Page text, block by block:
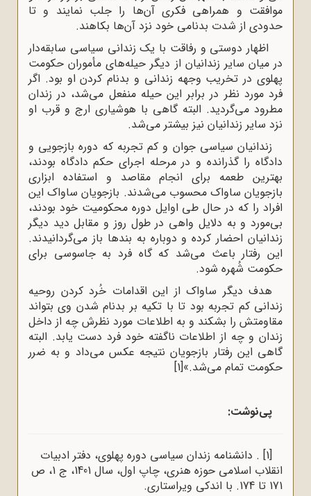
موافقت و همراهی فکری آن‌ها را جلب نمایند و تا
حدودی از شدت بدنامی خود نزد آن‌ها بکاهند.
اظهار دوستی و رفاقت با یک زندانی سیاسی سابقه‌دار
در میان سایر زندانیان از دیگر حیله‌های مأموران حکومت
پهلوی در تخریب وجهه زندانی و بدنام کردن او بود. اگر
فرد مورد نظر در برابر این حیله منفعل می‌شد، در زندان
مطرود می‌گردید. البته گاهی با هوشیاری ارج و قرب او
نزد سایر زندانیان نیز بیشتر می‌شد.
زندانیان سیاسی جوان و کم تجربه که دوره بازجویی و
دادگاه را گذرانده و در مرحله اجرای حکم دادگاه بودند،
بهترین طعمه برای انجام مقاصد و استفاده ابزاری
بازجویان ساواک محسوب می‌شدند. بازجویان ساواک این
افراد را که در حال طی اوایل دوره محکومیت خود بودند،
بی‌مورد و به دلایل واهی در طول روز و مقابل دید دیگر
زندانیان احضار کرده و دوباره به بندها باز می‌گردانیدند.
این رفتار باعث می‌شد که گاه فرد به جاسوسی برای
حکومت شُهره شود.
هدف دیگر ساواک از این اقدامات خُرد کردن روحیه
زندانی کم تجربه بود تا با تکیه بر بدنام شدن وی بتواند
مقاومتش را بشکند و به اطلاعات مورد نظرش چه از داخل
زندان و چه از اطلاعات ناگفته خود فرد دست یابد. البته
گاهی این رفتار بازجویان نتیجه عکس می‌داد و به ضرر
حکومت تمام می‌شد.»[1]
پی‌نوشت:
[1]
. دانشنامه زندان سیاسی دوره پهلوی، دفتر ادبیات
انقلاب اسلامی حوزه هنری، چاپ اول، سال 1401، ج 1، ص
171 تا 174. با اندکی ویراستاری.